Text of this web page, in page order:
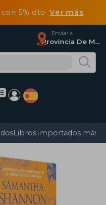
con 5% dtoVer más
Enviar a
Provincia De Madrid
Libros importados más